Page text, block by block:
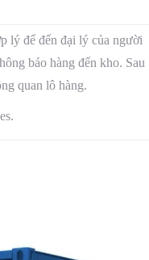
lý để đến đại lý của người
báo hàng đến kho. Sau
quan lô hàng.